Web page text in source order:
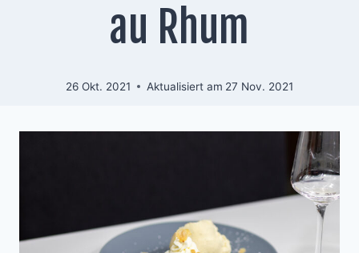
au Rhum
26 Okt. 2021 Aktualisiert am 27 Nov. 2021